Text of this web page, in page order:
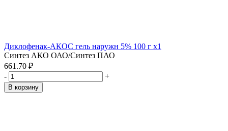
Диклофенак-АКОС гель наружн 5% 100 г x1
Синтез АКО ОАО/Синтез ПАО
661.70 ₽
-
+
В корзину